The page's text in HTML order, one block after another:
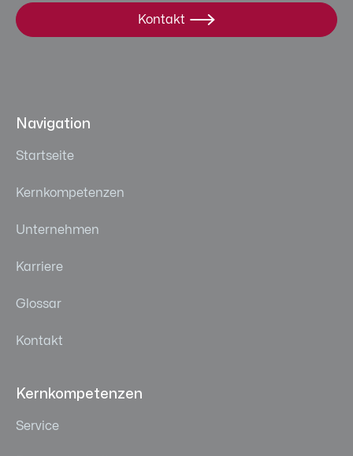
Kontakt 
Navigation
Startseite
Kernkompetenzen
Unternehmen
Karriere
Glossar
Kontakt
Kernkompetenzen
Service